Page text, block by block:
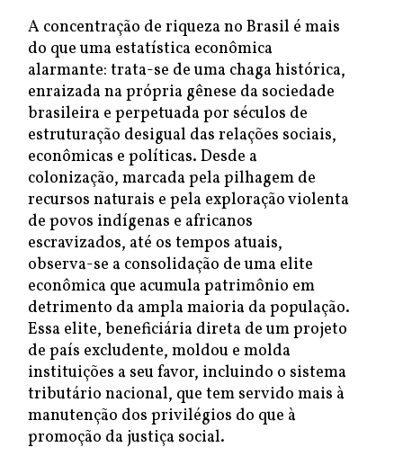
A concentração de riqueza no Brasil é mais
do que uma estatística econômica
alarmante: trata-se de uma chaga histórica,
enraizada na própria gênese da sociedade
brasileira e perpetuada por séculos de
estruturação desigual das relações sociais,
econômicas e políticas. Desde a
colonização, marcada pela pilhagem de
recursos naturais e pela exploração violenta
de povos indígenas e africanos
escravizados, até os tempos atuais,
observa-se a consolidação de uma elite
econômica que acumula patrimônio em
detrimento da ampla maioria da população.
Essa elite, beneficiária direta de um projeto
de país excludente, moldou e molda
instituições a seu favor, incluindo o sistema
tributário nacional, que tem servido mais à
manutenção dos privilégios do que à
promoção da justiça social.